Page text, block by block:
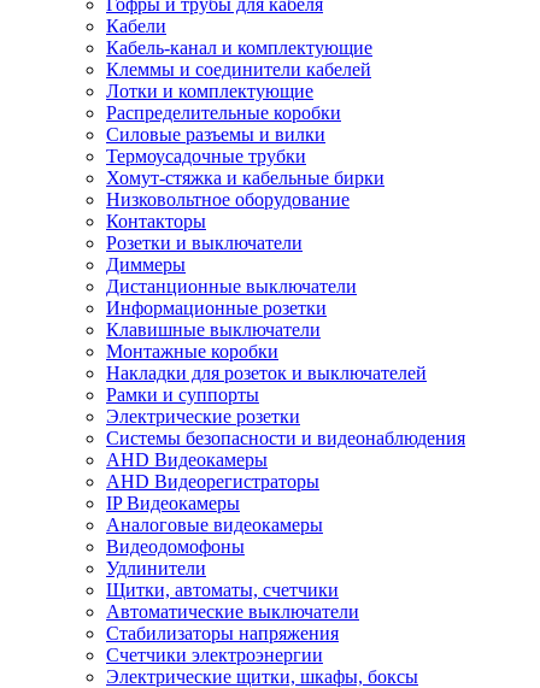
Кабели
Кабель-канал и комплектующие
Клеммы и соединители кабелей
Лотки и комплектующие
Распределительные коробки
Силовые разъемы и вилки
Термоусадочные трубки
Хомут-стяжка и кабельные бирки
Низковольтное оборудование
Контакторы
Розетки и выключатели
Диммеры
Дистанционные выключатели
Информационные розетки
Клавишные выключатели
Монтажные коробки
Накладки для розеток и выключателей
Рамки и суппорты
Электрические розетки
Системы безопасности и видеонаблюдения
AHD Видеокамеры
AHD Видеорегистраторы
IP Видеокамеры
Аналоговые видеокамеры
Видеодомофоны
Удлинители
Щитки, автоматы, счетчики
Автоматические выключатели
Стабилизаторы напряжения
Счетчики электроэнергии
Электрические щитки, шкафы, боксы